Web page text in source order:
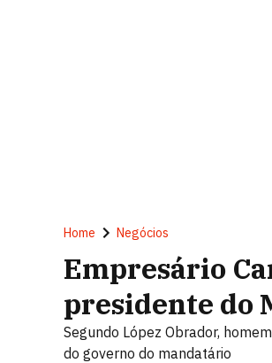
Home Negócios
Empresário
presidente do
Segundo López Obrador,
do governo do mandatário